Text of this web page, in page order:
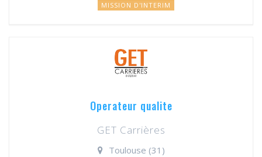
MISSION D'INTERIM
Operateur qualite
GET Carrières
Toulouse (31)